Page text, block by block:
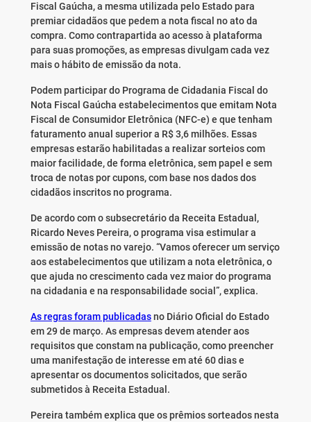
Fiscal Gaúcha, a mesma utilizada pelo Estado para
premiar cidadãos que pedem a nota fiscal no ato da
compra. Como contrapartida ao acesso à plataforma
para suas promoções, as empresas divulgam cada vez
mais o hábito de emissão da nota.
Podem participar do Programa de Cidadania Fiscal do
Nota Fiscal Gaúcha estabelecimentos que emitam Nota
Fiscal de Consumidor Eletrônica (NFC-e) e que tenham
faturamento anual superior a R$ 3,6 milhões. Essas
empresas estarão habilitadas a realizar sorteios com
maior facilidade, de forma eletrônica, sem papel e sem
troca de notas por cupons, com base nos dados dos
cidadãos inscritos no programa.
De acordo com o subsecretário da Receita Estadual,
Ricardo Neves Pereira, o programa visa estimular a
emissão de notas no varejo. “Vamos oferecer um serviço
aos estabelecimentos que utilizam a nota eletrônica, o
que ajuda no crescimento cada vez maior do programa
na cidadania e na responsabilidade social”, explica.
As regras foram publicadasno Diário Oficial do Estado
em 29 de março. As empresas devem atender aos
requisitos que constam na publicação, como preencher
uma manifestação de interesse em até 60 dias e
apresentar os documentos solicitados, que serão
submetidos à Receita Estadual.
Pereira também explica que os prêmios sorteados nesta